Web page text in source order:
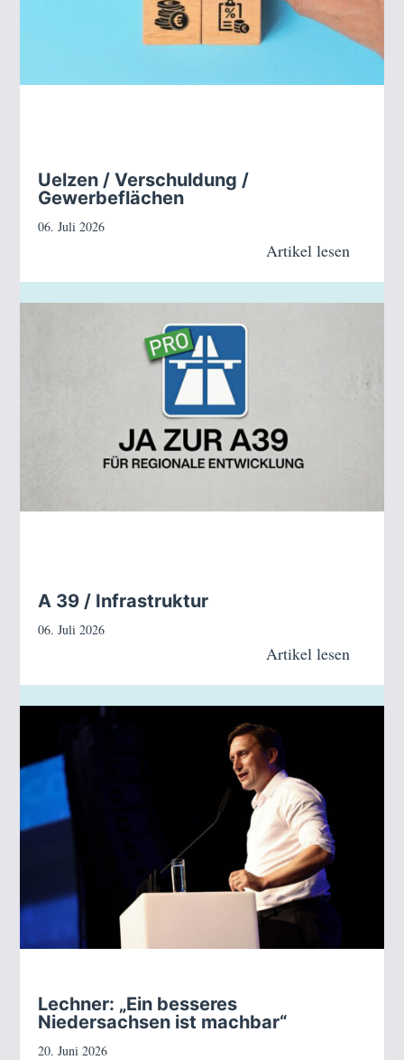
Uelzen / Verschuldung /
Gewerbeflächen
06. Juli 2026
Artikel lesen
A 39 / Infrastruktur
06. Juli 2026
Artikel lesen
Lechner: „Ein besseres
Niedersachsen ist machbar“
20. Juni 2026